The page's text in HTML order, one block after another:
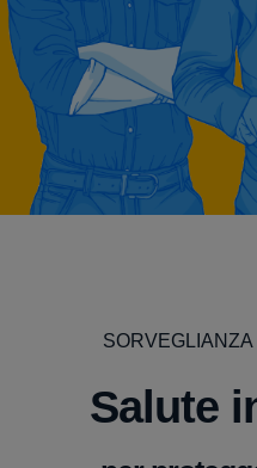
Salute